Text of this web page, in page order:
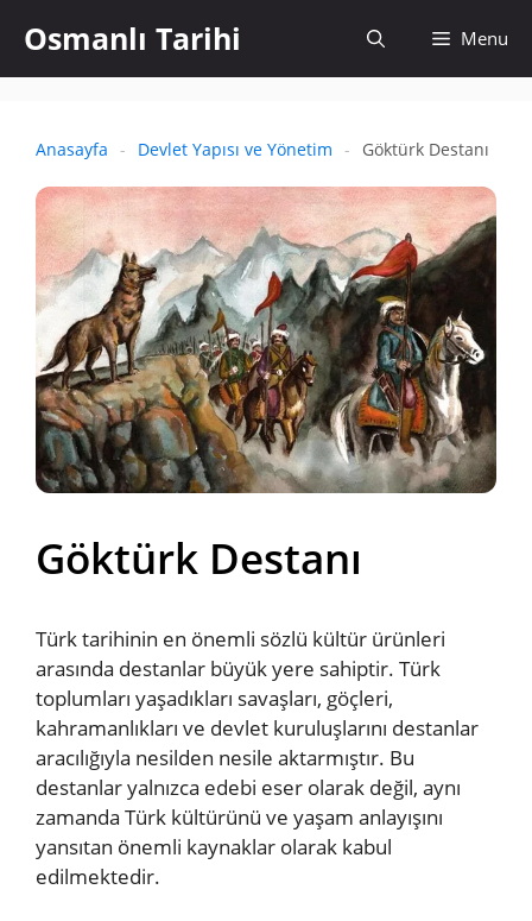
atlaOsmanlı Tarihi Menu
Aramayı
Anasayfa - Devlet Yapısı ve Yönetim - Göktürk Destanı
Göktürk Destanı
Türk tarihinin en önemli sözlü kültür ürünleri
arasında destanlar büyük yere sahiptir. Türk
toplumları yaşadıkları savaşları, göçleri,
kahramanlıkları ve devlet kuruluşlarını destanlar
aracılığıyla nesilden nesile aktarmıştır. Bu
destanlar yalnızca edebi eser olarak değil, aynı
zamanda Türk kültürünü ve yaşam anlayışını
yansıtan önemli kaynaklar olarak kabul
edilmektedir.